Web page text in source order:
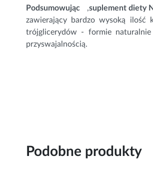
Podsumowując ,suplement diety
zawierający bardzo wysoką
trójglicerydów - formie
przyswajalnością.
Podobne produkty